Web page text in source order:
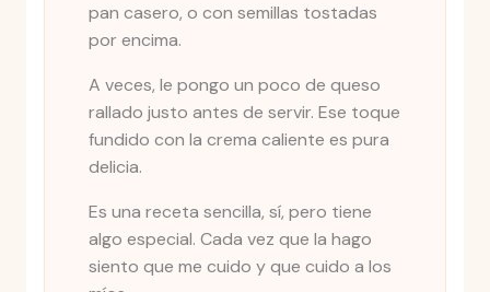
pan casero, o con semillas tostadas
por encima.
A veces, le pongo un poco de queso
rallado justo antes de servir. Ese toque
fundido con la crema caliente es pura
delicia.
Es una receta sencilla, sí, pero tiene
algo especial. Cada vez que la hago
siento que me cuido y que cuido a los